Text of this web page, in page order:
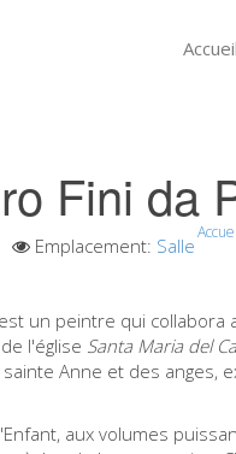
Accueil
Fini da
Emplacement: Salle
un peintre qui collabora
l'église Santa Maria del
Anne et des anges,
aux volumes